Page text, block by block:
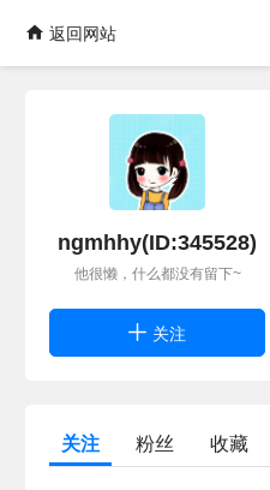
返回网站
ngmhhy(ID:345528)
他很懒，什么都没有留下~
关注
关注 粉丝 收藏